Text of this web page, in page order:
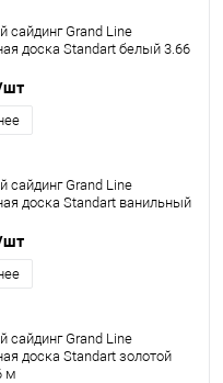
сайдинг Grand Line
доска Standart белый 3.66
сайдинг Grand Line
доска Standart ванильный
сайдинг Grand Line
доска Standart золотой
м